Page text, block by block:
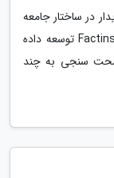
در ساختار جامعه
شود. اخیرا دو اقتصاددان، نرم افزاری به نام Factinsect توسعه داده
صحت سنجی به چند